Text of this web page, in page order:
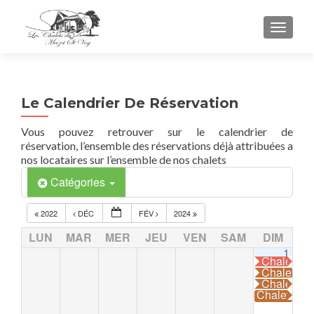
Le Calendrier De Réservation
Vous pouvez retrouver sur le calendrier de
réservation, l’ensemble des réservations déjà attribuées a
nos locataires sur l’ensemble de nos chalets
Catégories
2022 DÉC FÉV 2024
LUN MAR MER JEU VEN SAM
DIM
1
Chalet La
Chalet La
Chalet La
Chalet La